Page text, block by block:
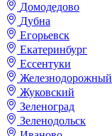
Домодедово
Дубна
Егорьевск
Екатеринбург
Ессентуки
Железнодорожный
Жуковский
Зеленоград
Зеленодольск